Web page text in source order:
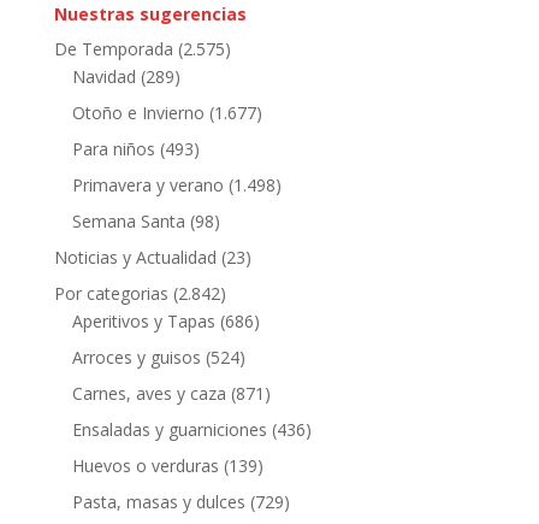
Nuestras sugerencias
De Temporada (2.575)
Navidad (289)
Otoño e Invierno (1.677)
Para niños (493)
Primavera y verano (1.498)
Semana Santa (98)
Noticias y Actualidad (23)
Por categorias (2.842)
Aperitivos y Tapas (686)
Arroces y guisos (524)
Carnes, aves y caza (871)
Ensaladas y guarniciones (436)
Huevos o verduras (139)
Pasta, masas y dulces (729)